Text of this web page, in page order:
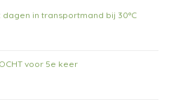
dagen in transportmand bij 30°C
voor 5e keer